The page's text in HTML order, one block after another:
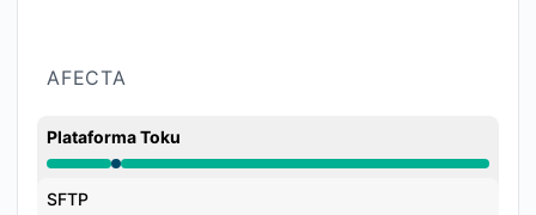
AFECTA
Plataforma Toku
Mantenimiento de 3:40 AM a 4:00 AM
SFTP